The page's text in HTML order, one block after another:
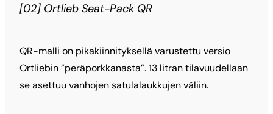
[02] Ortlieb Seat-Pack QR
QR-malli on pikakiinnityksellä varustettu versio
Ortliebin ”peräporkkanasta”. 13 litran tilavuudellaan
se asettuu vanhojen satulalaukkujen väliin.